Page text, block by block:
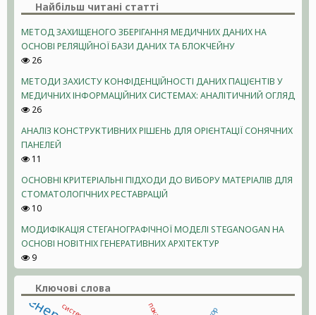
Найбільш читані статті
МЕТОД ЗАХИЩЕНОГО ЗБЕРІГАННЯ МЕДИЧНИХ ДАНИХ НА
ОСНОВІ РЕЛЯЦІЙНОЇ БАЗИ ДАНИХ ТА БЛОКЧЕЙНУ
26
МЕТОДИ ЗАХИСТУ КОНФІДЕНЦІЙНОСТІ ДАНИХ ПАЦІЄНТІВ У
МЕДИЧНИХ ІНФОРМАЦІЙНИХ СИСТЕМАХ: АНАЛІТИЧНИЙ ОГЛЯД
26
АНАЛІЗ КОНСТРУКТИВНИХ РІШЕНЬ ДЛЯ ОРІЄНТАЦІЇ СОНЯЧНИХ
ПАНЕЛЕЙ
11
ОСНОВНІ КРИТЕРІАЛЬНІ ПІДХОДИ ДО ВИБОРУ МАТЕРІАЛІВ ДЛЯ
СТОМАТОЛОГІЧНИХ РЕСТАВРАЦІЙ
10
МОДИФІКАЦІЯ СТЕГАНОГРАФІЧНОЇ МОДЕЛІ STEGANOGAN НА
ОСНОВІ НОВІТНІХ ГЕНЕРАТИВНИХ АРХІТЕКТУР
9
Ключові слова